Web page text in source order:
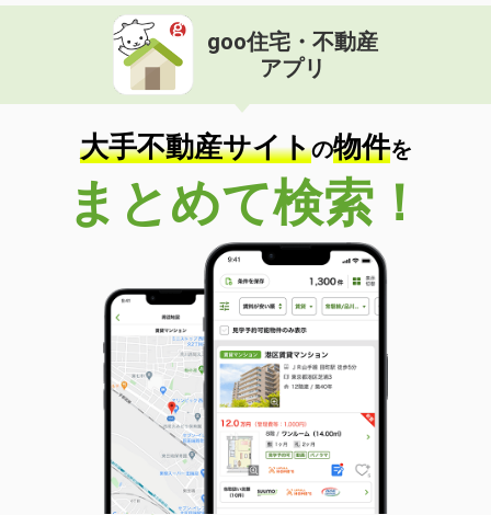
goo住宅・不動産
アプリ
大手不動産サイトの物件を
まとめて検索！